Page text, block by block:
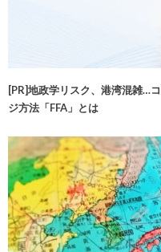
[PR]地政学リスク、港湾混雑…
ジ方法「FFA」とは